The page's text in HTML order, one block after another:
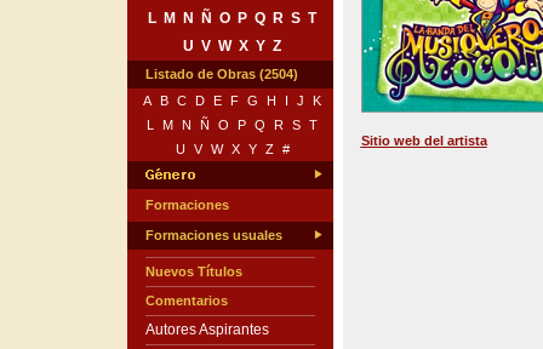
L
M N Ñ O P Q R S T
U V W X Y Z
Listado de Obras (2504)
A
B C D E F G H I J
K
L
M N Ñ O P Q R S T
U
V W X Y Z #
Formaciones
Formaciones usuales
Nuevos Títulos
Comentarios
Autores Aspirantes
Sitio web del artista